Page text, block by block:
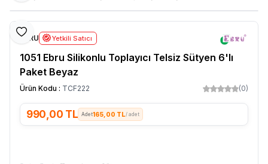
Favoriye Ekle
EBRU Yetkili Satıcı
1051 Ebru Silikonlu Toplayıcı Telsiz Sütyen 6'lı
Paket Beyaz
Ürün Kodu : TCF222 (0)
990,00 TL 165,00 TL/ adet